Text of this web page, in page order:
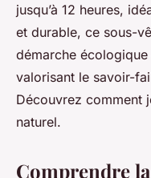
jusqu’à 12 heures,
et durable, ce sous-
démarche
valorisant le savoir-
Découvrez comment
naturel.
Comprendre